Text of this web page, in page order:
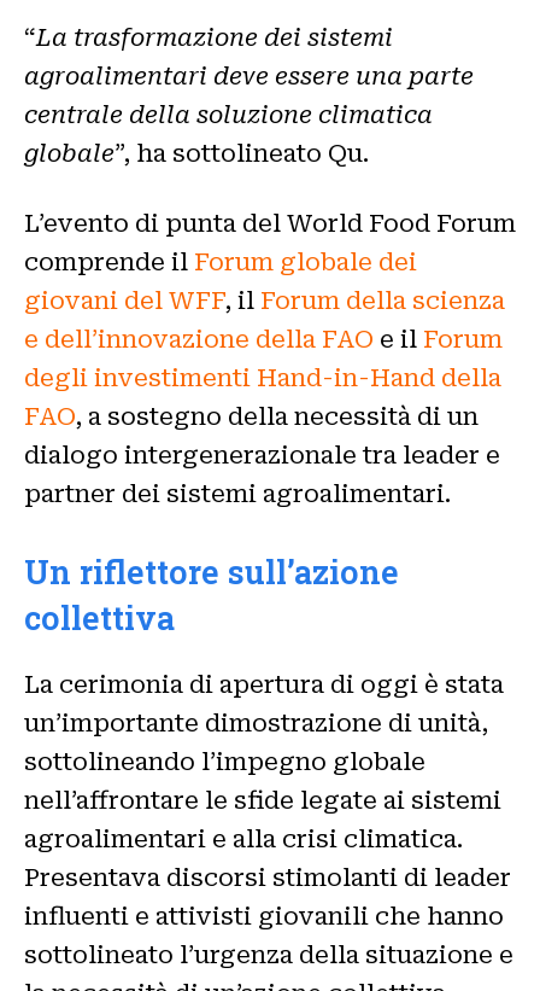
“La trasformazione dei sistemi
agroalimentari deve essere una parte
centrale della soluzione climatica
globale”, ha sottolineato Qu.
L’evento di punta del World Food Forum
comprende il Forum globale dei
giovani del WFF, il Forum della scienza
e dell’innovazione della FAO e il Forum
degli investimenti Hand-in-Hand della
FAO, a sostegno della necessità di un
dialogo intergenerazionale tra leader e
partner dei sistemi agroalimentari.
Un riflettore sull’azione
collettiva
La cerimonia di apertura di oggi è stata
un’importante dimostrazione di unità,
sottolineando l’impegno globale
nell’affrontare le sfide legate ai sistemi
agroalimentari e alla crisi climatica.
Presentava discorsi stimolanti di leader
influenti e attivisti giovanili che hanno
sottolineato l’urgenza della situazione e